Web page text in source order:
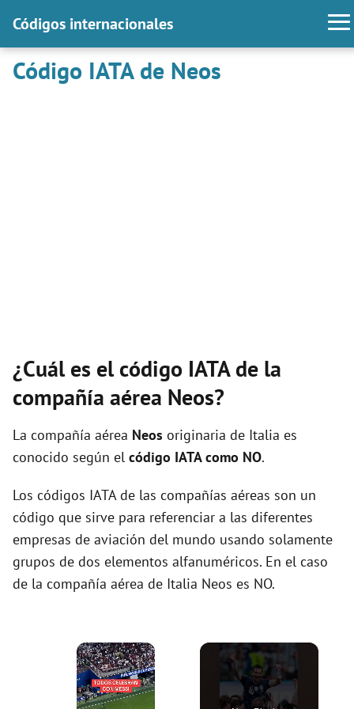
Códigos internacionales
Código IATA de Neos
¿Cuál es el código IATA de la
compañía aérea Neos?
La compañía aérea Neos originaria de Italia es
conocido según el código IATA como NO.
Los códigos IATA de las compañías aéreas son un
código que sirve para referenciar a las diferentes
empresas de aviación del mundo usando solamente
grupos de dos elementos alfanuméricos. En el caso
de la compañía aérea de Italia Neos es NO.
×